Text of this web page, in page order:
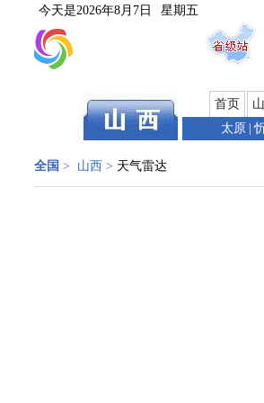
今天是2026年8月7日 星期五
首页
太原
全国 > 山西 > 天气雷达